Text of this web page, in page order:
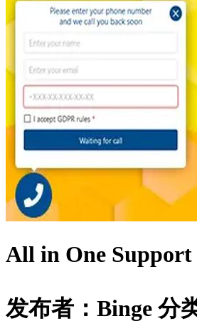
All in One
发布者：Binge 分